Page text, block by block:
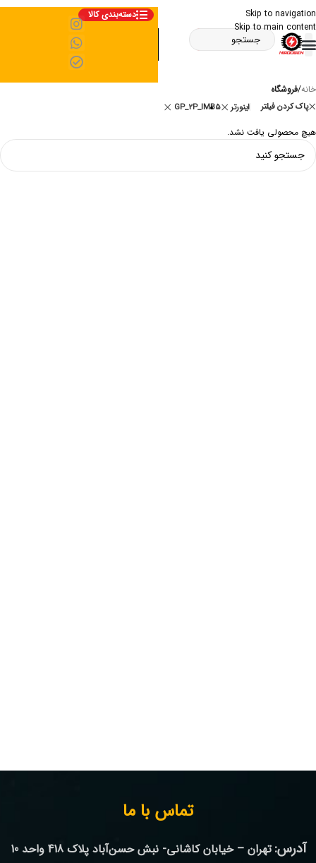
Skip to navigation
Skip to main content
دسته‌بندی کالا
خانه/فروشگاه
پاک کردن فیلتر GP_2P_IMB5 اینورتر
هیچ محصولی یافت نشد.
تماس با ما
آدرس: تهران – خیابان کاشانی- نبش حسن‌آباد پلاک 418 واحد 10